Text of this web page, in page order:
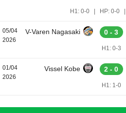
H1: 0-0 HP: 0-0
05/04
2026
V-Varen Nagasaki 0 - 3
H1: 0-3
01/04
2026
Vissel Kobe 2 - 0
H1: 1-0